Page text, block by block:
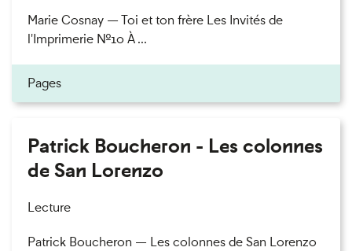
Marie Cosnay — Toi et ton frère Les Invités de
l'Imprimerie n°10 À ...
Pages
Patrick Boucheron - Les colonnes
de San Lorenzo
Lecture
Patrick Boucheron — Les colonnes de San Lorenzo